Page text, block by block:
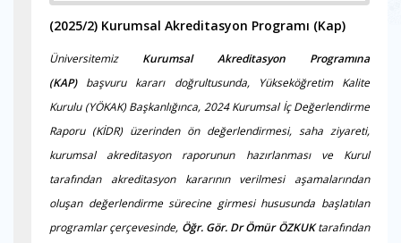
(2025/2) Kurumsal Akreditasyon Programı (Kap)
Üniversitemiz Kurumsal Akreditasyon Programına
(KAP)başvuru kararı doğrultusunda, Yükseköğretim Kalite
Kurulu (YÖKAK) Başkanlığınca, 2024 Kurumsal İç Değerlendirme
Raporu (KİDR) üzerinden ön değerlendirmesi, saha ziyareti,
kurumsal akreditasyon raporunun hazırlanması ve Kurul
tarafından akreditasyon kararının verilmesi aşamalarından
oluşan değerlendirme sürecine girmesi hususunda başlatılan
programlar çerçevesinde, Öğr. Gör. Dr Ömür ÖZKUKtarafından